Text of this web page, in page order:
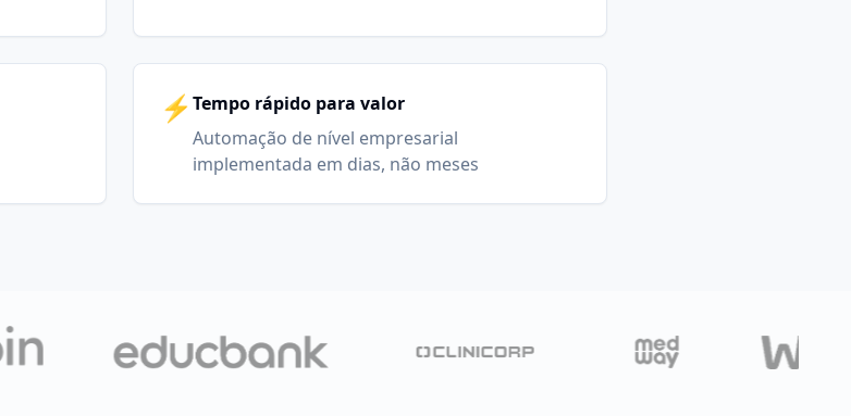
⚡ Tempo rápido para valor
Automação de nível empresarial
implementada em dias, não meses